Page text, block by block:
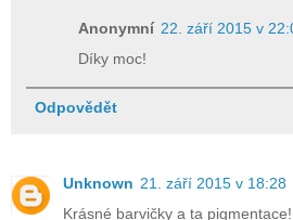
Anonymní 22. září 2015 v
Díky moc!
Odpovědět
Unknown 21. září 2015 v 18:28
Krásné barvičky a ta